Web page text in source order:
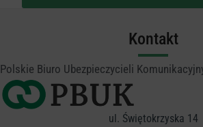
Kontakt
Polskie Biuro Ubezpieczycieli
ul. Świętokrzyska 14